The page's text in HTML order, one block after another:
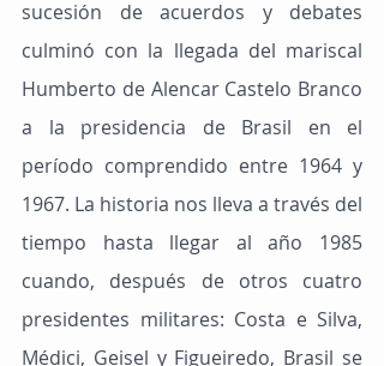
sucesión de acuerdos y debates
culminó con la llegada del mariscal
Humberto de Alencar Castelo Branco
a la presidencia de Brasil en el
período comprendido entre 1964 y
1967. La historia nos lleva a través del
tiempo hasta llegar al año 1985
cuando, después de otros cuatro
presidentes militares: Costa e Silva,
Médici, Geisel y Figueiredo, Brasil se